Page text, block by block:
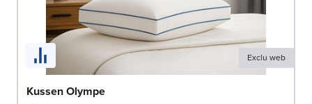
Exclu web
Kussen Olympe